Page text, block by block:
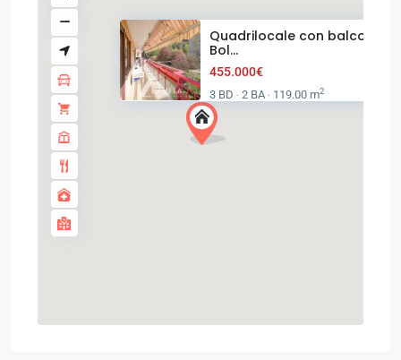
Quadrilocale con balcone a
Bol...
455.000€
3 BD · 2 BA · 119.00 m2